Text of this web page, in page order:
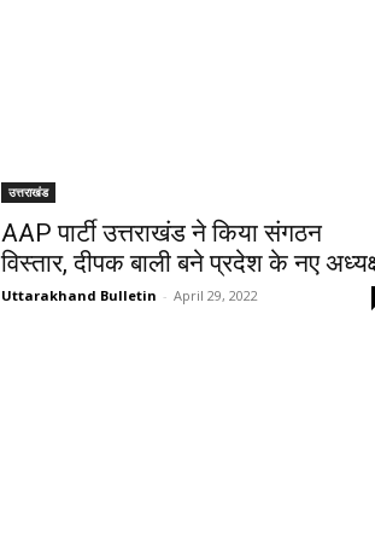
उत्तराखंड
AAP पार्टी उत्तराखंड ने किया संगठन
विस्तार, दीपक बाली बने प्रदेश के नए
Uttarakhand Bulletin - April 29, 2022